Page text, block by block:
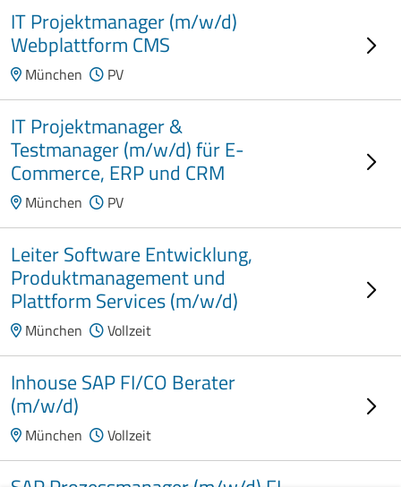
IT Projektmanager (m/w/d)
Webplattform CMS
München PV
IT Projektmanager &
Testmanager (m/w/d) für E-
Commerce, ERP und CRM
München PV
Leiter Software Entwicklung,
Produktmanagement und
Plattform Services (m/w/d)
München Vollzeit
Inhouse SAP FI/CO Berater
(m/w/d)
München Vollzeit